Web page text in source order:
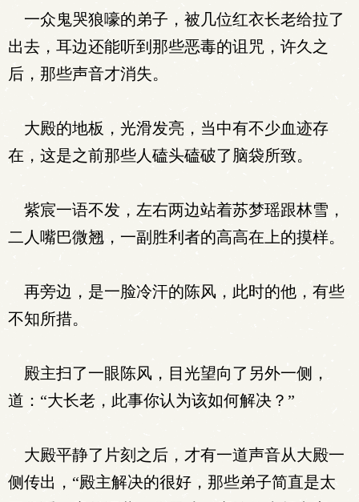
一众鬼哭狼嚎的弟子，被几位红衣长老给拉了
出去，耳边还能听到那些恶毒的诅咒，许久之
后，那些声音才消失。
大殿的地板，光滑发亮，当中有不少血迹存
在，这是之前那些人磕头磕破了脑袋所致。
紫宸一语不发，左右两边站着苏梦瑶跟林雪，
二人嘴巴微翘，一副胜利者的高高在上的摸样。
再旁边，是一脸冷汗的陈风，此时的他，有些
不知所措。
殿主扫了一眼陈风，目光望向了另外一侧，
道：“大长老，此事你认为该如何解决？”
大殿平静了片刻之后，才有一道声音从大殿一
侧传出，“殿主解决的很好，那些弟子简直是太